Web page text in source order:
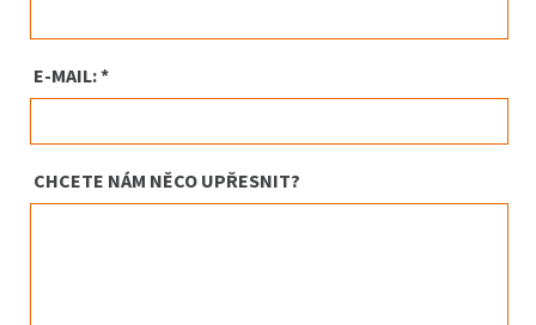
E-MAIL: *
CHCETE NÁM NĚCO UPŘESNIT?